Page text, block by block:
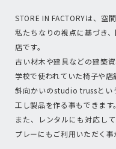
STORE IN FACTORYは、空
私たちなりの視点に基づき
店です。
古い材木や建具などの建築
学校で使われていた椅子や店
斜向かいのstudio trussとい
工し製品を作る事もできます。
また、レンタルにも対応し
プレーにもご利用いただく事